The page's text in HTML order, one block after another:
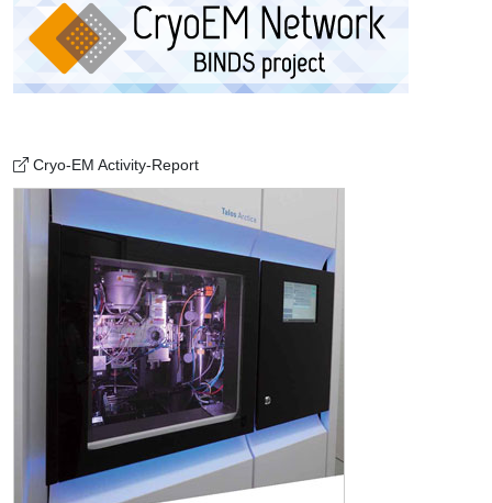
Cryo-EM Activity-Report